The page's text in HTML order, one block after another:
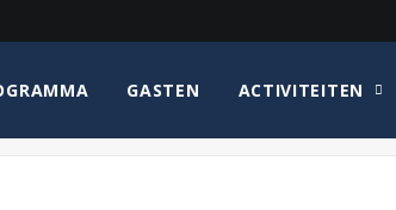
GASTEN ACTIVITEITEN
Home